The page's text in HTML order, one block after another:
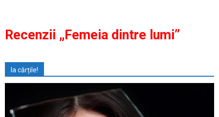
Recenzii „Femeia dintre lumi”
Ia cărțile!